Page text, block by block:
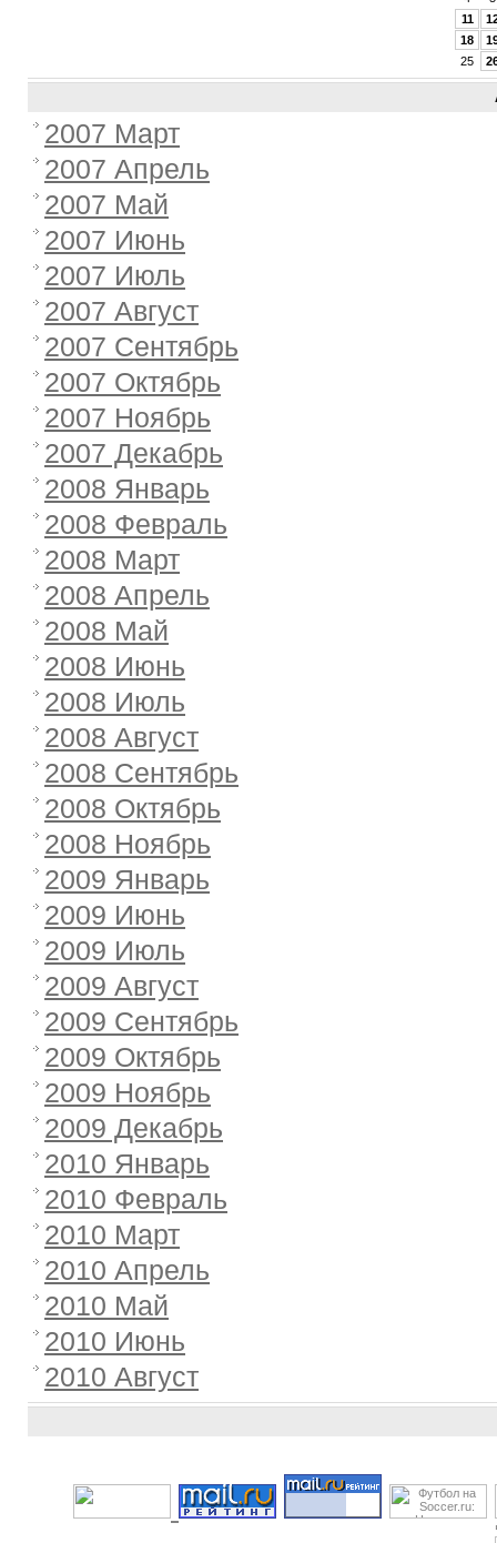
11
18
25
2007 Март
2007 Апрель
2007 Май
2007 Июнь
2007 Июль
2007 Август
2007 Сентябрь
2007 Октябрь
2007 Ноябрь
2007 Декабрь
2008 Январь
2008 Февраль
2008 Март
2008 Апрель
2008 Май
2008 Июнь
2008 Июль
2008 Август
2008 Сентябрь
2008 Октябрь
2008 Ноябрь
2009 Январь
2009 Июнь
2009 Июль
2009 Август
2009 Сентябрь
2009 Октябрь
2009 Ноябрь
2009 Декабрь
2010 Январь
2010 Февраль
2010 Март
2010 Апрель
2010 Май
2010 Июнь
2010 Август